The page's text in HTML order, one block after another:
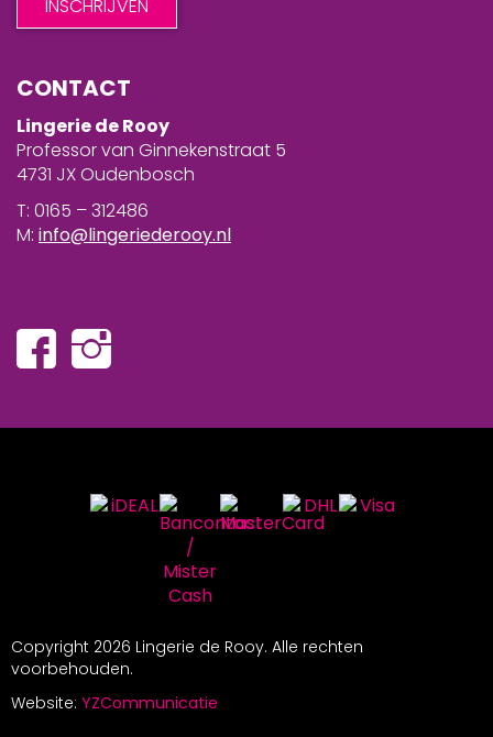
CONTACT
Lingerie de Rooy
Professor van Ginnekenstraat 5
4731 JX Oudenbosch
T: 0165 – 312486
M: info@lingeriederooy.nl
Copyright 2026 Lingerie de Rooy. Alle rechten
voorbehouden.
Website: YZCommunicatie